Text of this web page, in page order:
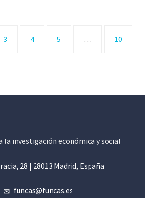
3 4 5 … 10
la investigación económica y social
28 | 28013 Madrid, España
funcas@funcas.es